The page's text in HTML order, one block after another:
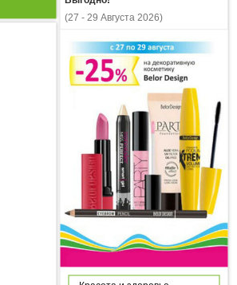
(27 - 29 Августа 2026)